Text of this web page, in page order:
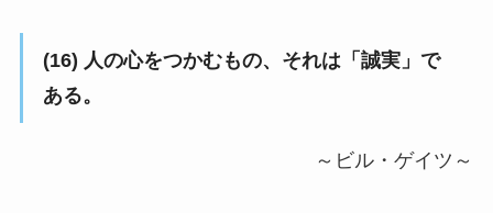
(16) 人の心をつかむもの、それは「誠実」で
ある。
～ビル・ゲイツ～